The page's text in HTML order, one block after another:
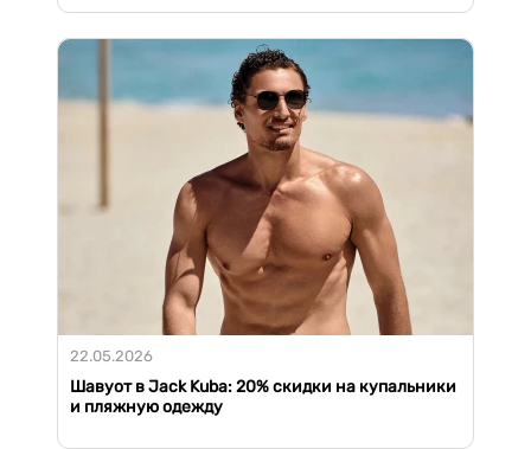
22.05.2026
Шавуот в Jack Kuba: 20% скидки на купальники
и пляжную одежду